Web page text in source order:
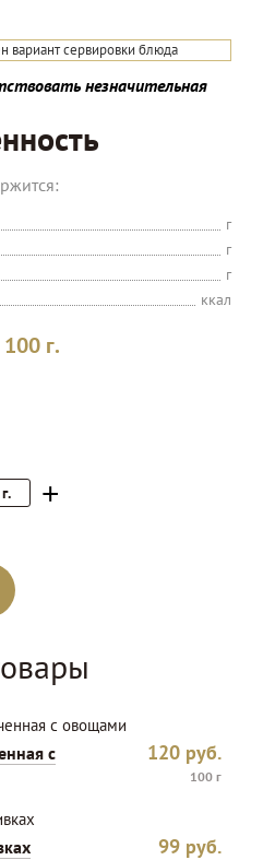
вариант сервировки блюда
незначительная
г
г
г
ккал
г.
г. +
с
120 руб.
100 г
99 руб.